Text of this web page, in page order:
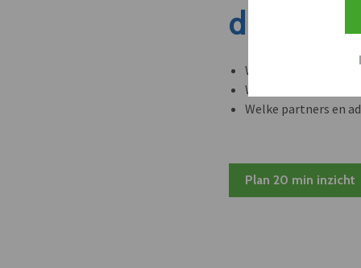
dit
Welke leveranciers
Welke bedrijven
Welke partners en
Plan 20 min inzicht